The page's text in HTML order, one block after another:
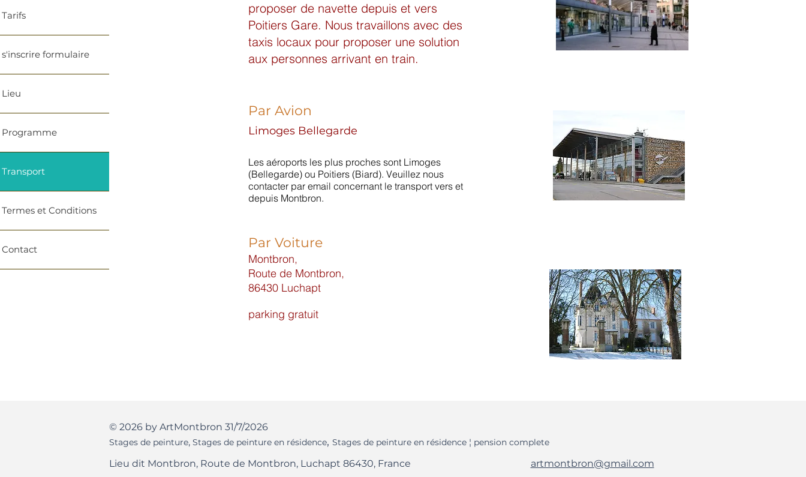
proposer de navette depuis et vers
Poitiers Gare. Nous travaillons avec des
taxis locaux pour proposer une solution
aux personnes arrivant en train.
Par Avion
Limoges Bellegarde
Les aéroports les plus proches sont Limoges
(Bellegarde) ou Poitiers (Biard). Veuillez nous
contacter par email concernant le transport vers et
depuis Montbron.
Par Voiture
Montbron,
Route de Montbron,
86430 Luchapt
parking gratuit
Tarifs
s'inscrire formulaire
Lieu
Programme
Transport
Termes et Conditions
Contact
© 2026 by ArtMontbron 31/7/2026
Stages de peinture, Stages de peinture en résidence, Stages de peinture en résidence ¦ pension complete
Lieu dit Montbron, Route de Montbron, Luchapt 86430, France artmontbron@gmail.com